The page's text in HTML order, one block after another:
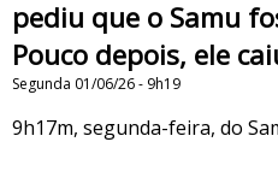
pediu que o Samu
Pouco depois, ele
Segunda 01/06/26 - 9h19
9h17m, segunda-feira, do